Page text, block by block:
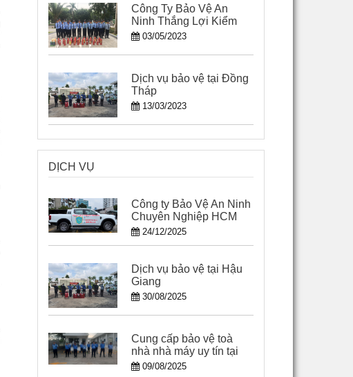
Công Ty Bảo Vệ An
Ninh Thắng Lợi Kiểm
Soát Tốt Chất Lượng
03/05/2023
Dịch vụ bảo vệ tại Đồng
Tháp
13/03/2023
DỊCH VỤ
Công ty Bảo Vệ An Ninh
Chuyên Nghiệp HCM
24/12/2025
Dịch vụ bảo vệ tại Hậu
Giang
30/08/2025
Cung cấp bảo vệ toà
nhà nhà máy uy tín tại
Cần Thơ
09/08/2025